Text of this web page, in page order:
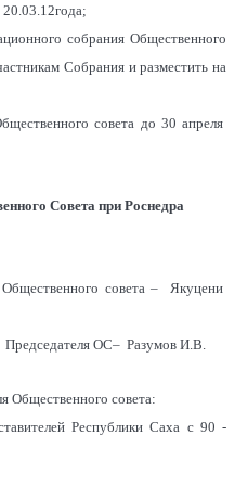
собрания Общественного
Собрания и разместить на
совета до 30 апреля
Совета при Роснедра
совета – Якуцени
ОС– Разумов И.В.
Общественного совета:
Республики Саха с 90 -